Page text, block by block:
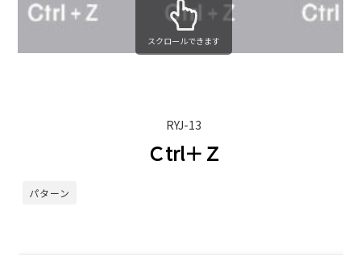
スクロールできます
RYJ-13
Ｃtrl＋Ｚ
パターン